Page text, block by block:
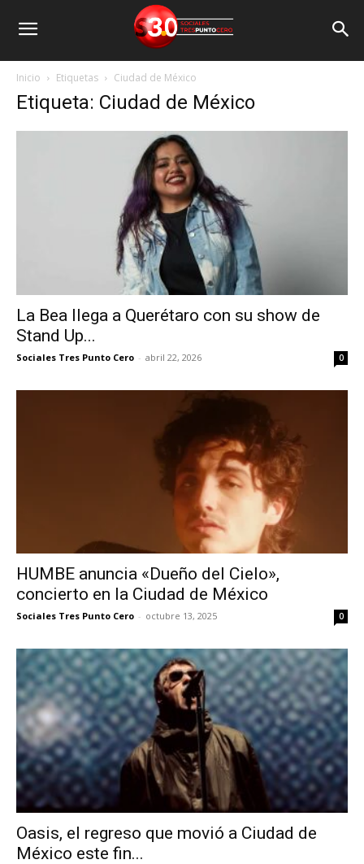
Inicio Etiquetas Ciudad de México
Etiqueta: Ciudad de México
La Bea llega a Querétaro con su show de
Stand Up...
Sociales Tres Punto Cero - abril 22, 2026 0
HUMBE anuncia «Dueño del Cielo»,
concierto en la Ciudad de México
Sociales Tres Punto Cero - octubre 13, 2025 0
Oasis, el regreso que movió a Ciudad de
México este fin...